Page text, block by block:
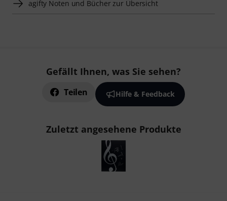
agifty Noten und Bücher zur Übersicht
Gefällt Ihnen, was Sie sehen?
Teilen Hilfe & Feedback
Zuletzt angesehene Produkte